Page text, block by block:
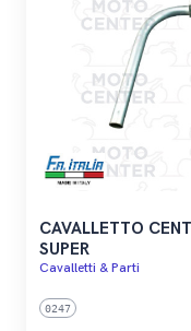
CAVALLETTO
SUPER
Cavalletti & Parti
0247